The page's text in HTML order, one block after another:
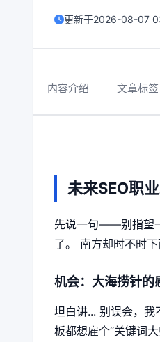
更新于2026-08-07
内容介绍 文章标签
未来SEO职
先说一句——别指望
了。 南方却时不时
机会：大海捞针的
坦白讲... 别误会，我
板都想雇个“关键词